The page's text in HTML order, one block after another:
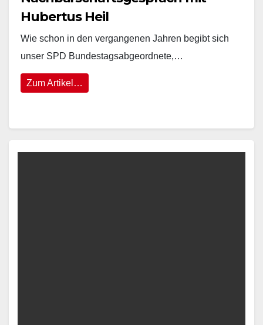
Hubertus Heil
Wie schon in den vergangenen Jahren begibt sich
unser SPD Bundestagsabgeordnete,…
Zum Artikel…